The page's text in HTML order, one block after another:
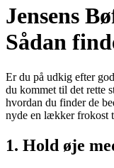
Jensens
Sådan
Er du på udkig efter
du kommet til det rette
hvordan du finder de
nyde en lækker frokost
1. Hold øje